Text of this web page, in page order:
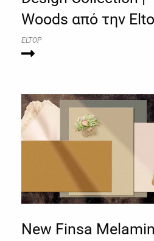
Woods από την
ELTOP
New Finsa